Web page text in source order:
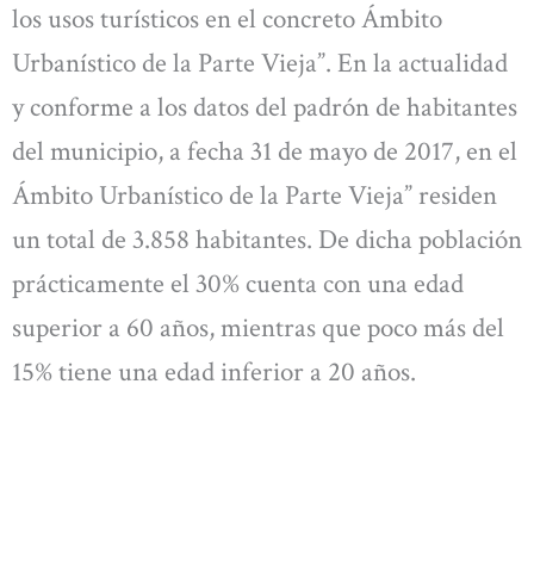
los usos turísticos en el concreto Ámbito
Urbanístico de la Parte Vieja”. En la actualidad
y conforme a los datos del padrón de habitantes
del municipio, a fecha 31 de mayo de 2017, en el
Ámbito Urbanístico de la Parte Vieja” residen
un total de 3.858 habitantes. De dicha población
prácticamente el 30% cuenta con una edad
superior a 60 años, mientras que poco más del
15% tiene una edad inferior a 20 años.